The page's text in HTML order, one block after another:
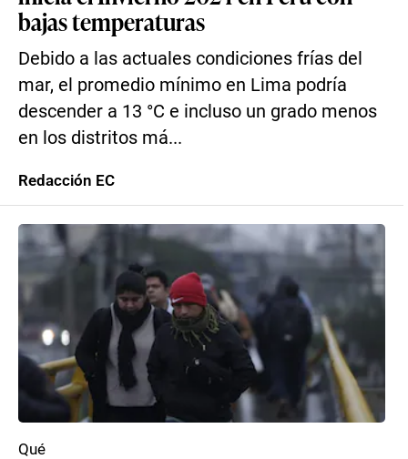
bajas temperaturas
Debido a las actuales condiciones frías del
mar, el promedio mínimo en Lima podría
descender a 13 °C e incluso un grado menos
en los distritos má...
Redacción EC
Qué